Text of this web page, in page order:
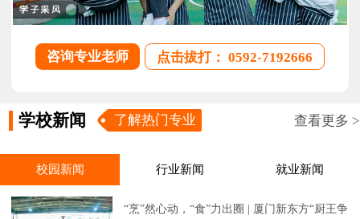
咨询专业老师 点击拔打： 0592-7192666
学校新闻 了解热门专业 查看更多 >
校园新闻 行业新闻 就业新闻
“烹”然心动，“食”力出圈 | 厦门新东方“厨王争